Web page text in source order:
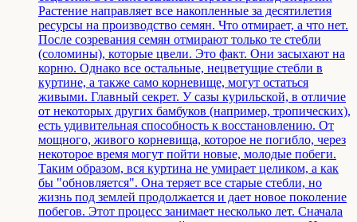
Растение направляет все накопленные за десятилетия
ресурсы на производство семян. Что отмирает, а что нет.
После созревания семян отмирают только те стебли
(соломины), которые цвели. Это факт. Они засыхают на
корню. Однако все остальные, нецветущие стебли в
куртине, а также само корневище, могут остаться
живыми. Главный секрет. У сазы курильской, в отличие
от некоторых других бамбуков (например, тропических),
есть удивительная способность к восстановлению. От
мощного, живого корневища, которое не погибло, через
некоторое время могут пойти новые, молодые побеги.
Таким образом, вся куртина не умирает целиком, а как
бы "обновляется". Она теряет все старые стебли, но
жизнь под землей продолжается и дает новое поколение
побегов. Этот процесс занимает несколько лет. Сначала